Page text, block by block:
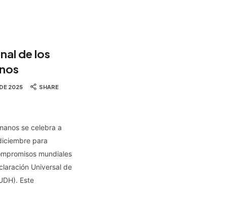
de los
2025 SHARE
se celebra a
para
mundiales
Universal de
Este